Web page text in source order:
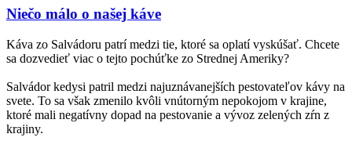
vybrať
na
produktu.
Niečo málo o našej káve
Káva zo Salvádoru patrí medzi tie, ktoré sa oplatí vyskúšať. Chcete
sa dozvedieť viac o tejto pochúťke zo Strednej Ameriky?
Salvádor kedysi patril medzi najuznávanejších pestovateľov kávy na
svete. To sa však zmenilo kvôli vnútorným nepokojom v krajine,
ktoré mali negatívny dopad na pestovanie a vývoz zelených zŕn z
krajiny.